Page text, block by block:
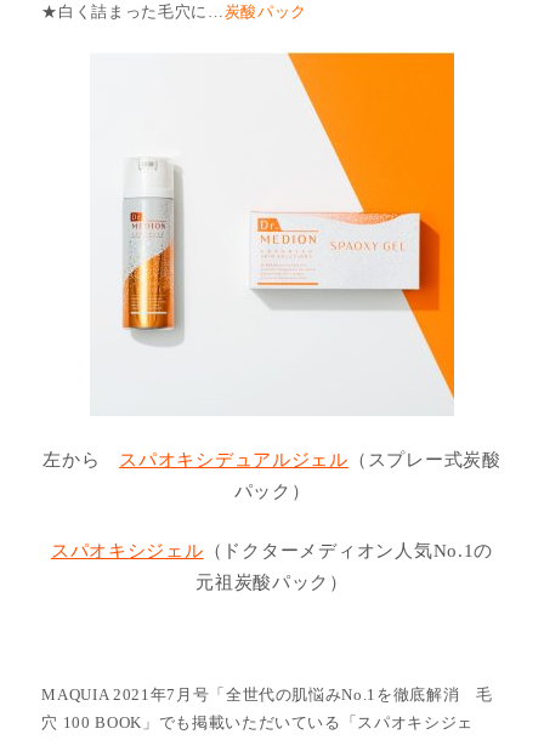
★白く詰まった毛穴に… 炭酸パック
左から スパオキシデュアルジェル （スプレー式炭酸
パック）
スパオキシジェル （ドクターメディオン人気No.1の
元祖炭酸パック）
MAQUIA 2021年7月号「全世代の肌悩みNo.1を徹底解消 毛
穴 100 BOOK」でも掲載いただいている「スパオキシジェ